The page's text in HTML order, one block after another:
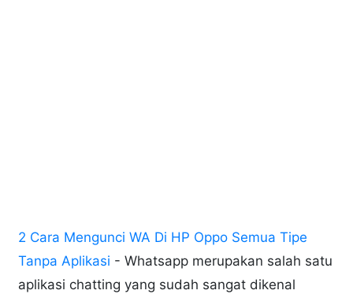
2 Cara Mengunci WA Di HP Oppo Semua Tipe
Tanpa Aplikasi - Whatsapp merupakan salah satu
aplikasi chatting yang sudah sangat dikenal